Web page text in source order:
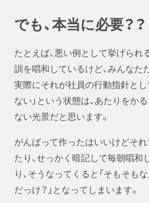
でも、本当に必要？？
たとえば、悪い例として挙げられ
訓を唱和しているけど、みんなた
実際にそれが社員の行動指針と
ない」という状態は、あたりをか
ない光景だと思います。
がんばって作ったはいいけどそ
たり、せっかく暗記して毎朝唱和
り、そうなってくると「そもそも
だっけ？」となってしまいます。